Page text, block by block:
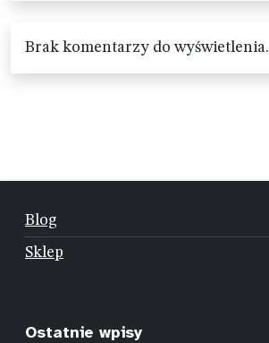
Brak komentarzy do wyświetlenia.
Blog
Sklep
Ostatnie wpisy